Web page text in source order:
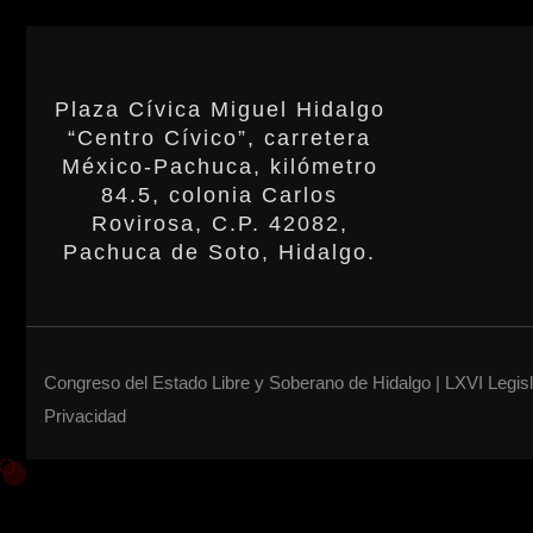
Plaza Cívica Miguel Hidalgo
“Centro Cívico”, carretera
México-Pachuca, kilómetro
84.5, colonia Carlos
Rovirosa, C.P. 42082,
Pachuca de Soto, Hidalgo.
Congreso del Estado Libre y Soberano de Hidalgo | LXVI
Privacidad